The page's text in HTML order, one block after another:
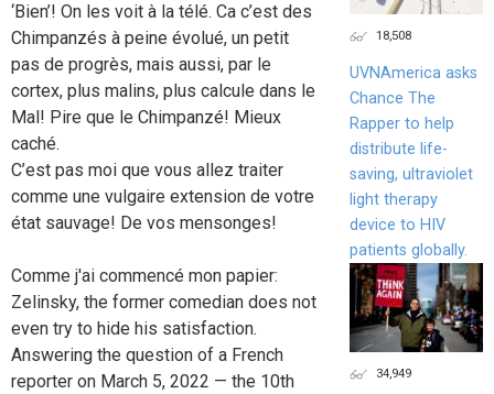
‘Bien’! On les voit à la télé. Ca c’est des
Chimpanzés à peine évolué, un petit
pas de progrès, mais aussi, par le
cortex, plus malins, plus calcule dans le
Mal! Pire que le Chimpanzé! Mieux
caché.
C’est pas moi que vous allez traiter
comme une vulgaire extension de votre
état sauvage! De vos mensonges!
Comme j'ai commencé mon papier:
Zelinsky, the former comedian does not
even try to hide his satisfaction.
Answering the question of a French
reporter on March 5, 2022 — the 10th
18,508
UVNAmerica asks
Chance The
Rapper to help
distribute life-
saving, ultraviolet
light therapy
device to HIV
patients globally.
34,949